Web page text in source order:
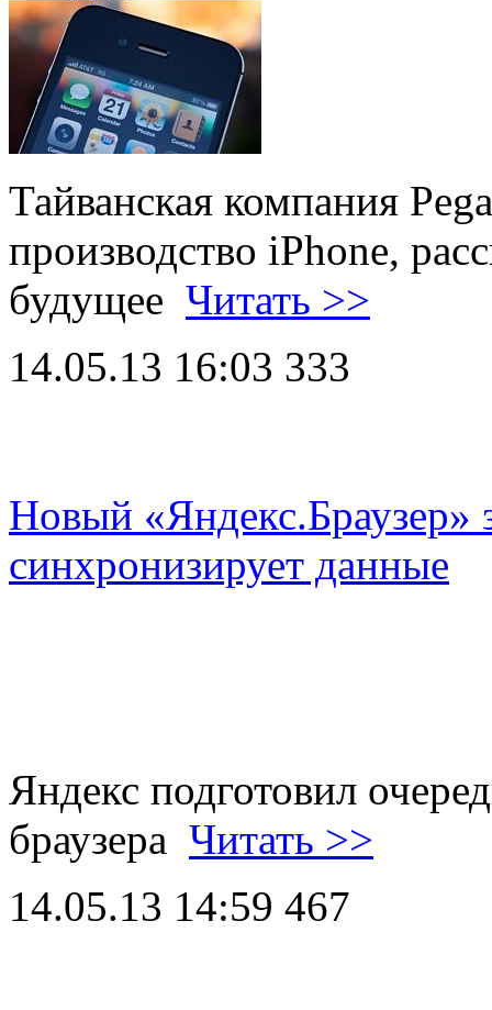
Тайванская компания
производство iPhone,
будущее Читать >>
14.05.13 16:03 333
Новый
синхронизирует данные
Яндекс подготовил
браузера Читать >>
14.05.13 14:59 467